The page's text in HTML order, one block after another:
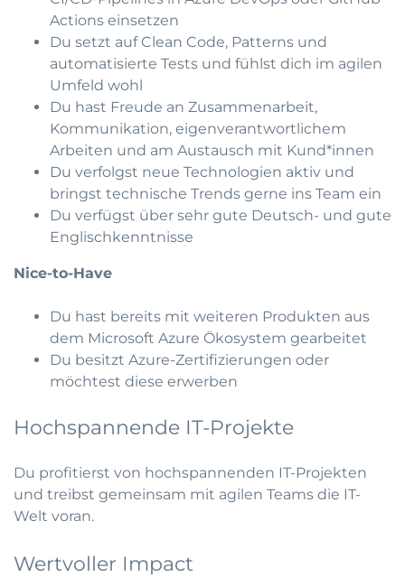
Actions einsetzen
Du setzt auf Clean Code, Patterns und
automatisierte Tests und fühlst dich im agilen
Umfeld wohl
Du hast Freude an Zusammenarbeit,
Kommunikation, eigenverantwortlichem
Arbeiten und am Austausch mit Kund*innen
Du verfolgst neue Technologien aktiv und
bringst technische Trends gerne ins Team ein
Du verfügst über sehr gute Deutsch- und gute
Englischkenntnisse
Nice-to-Have
Du hast bereits mit weiteren Produkten aus
dem Microsoft Azure Ökosystem gearbeitet
Du besitzt Azure-Zertifizierungen oder
möchtest diese erwerben
Hochspannende IT-Projekte
Du profitierst von hochspannenden IT-Projekten
und treibst gemeinsam mit agilen Teams die IT-
Welt voran.
Wertvoller Impact